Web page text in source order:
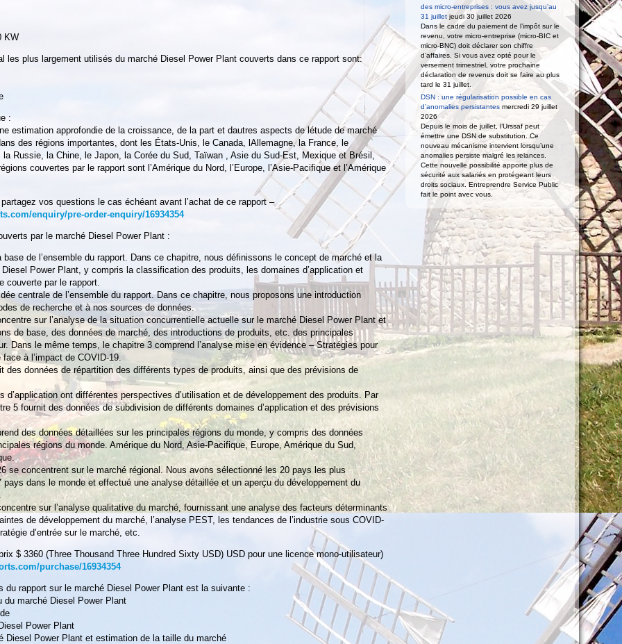
KW
les plus largement utilisés du marché Diesel Power Plant couverts dans ce rapport sont:
:
estimation approfondie de la croissance, de la part et dautres aspects de létude de marché
des régions importantes, dont les États-Unis, le Canada, lAllemagne, la France, le
la Russie, la Chine, le Japon, la Corée du Sud, Taïwan , Asie du Sud-Est, Mexique et Brésil,
couvertes par le rapport sont l’Amérique du Nord, l’Europe, l’Asie-Pacifique et l’Amérique
vos questions le cas échéant avant l’achat de ce rapport –
enquiry/pre-order-enquiry/16934354
par le marché Diesel Power Plant :
de l’ensemble du rapport. Dans ce chapitre, nous définissons le concept de marché et la
Power Plant, y compris la classification des produits, les domaines d’application et
couverte par le rapport.
centrale de l’ensemble du rapport. Dans ce chapitre, nous proposons une introduction
de recherche et à nos sources de données.
sur l’analyse de la situation concurrentielle actuelle sur le marché Diesel Power Plant et
de base, des données de marché, des introductions de produits, etc. des principales
Dans le même temps, le chapitre 3 comprend l’analyse mise en évidence – Stratégies pour
face à l’impact de COVID-19.
des données de répartition des différents types de produits, ainsi que des prévisions de
d’application ont différentes perspectives d’utilisation et de développement des produits. Par
5 fournit des données de subdivision de différents domaines d’application et des prévisions
des données détaillées sur les principales régions du monde, y compris des données
régions du monde. Amérique du Nord, Asie-Pacifique, Europe, Amérique du Sud,
se concentrent sur le marché régional. Nous avons sélectionné les 20 pays les plus
pays dans le monde et effectué une analyse détaillée et un aperçu du développement du
sur l’analyse qualitative du marché, fournissant une analyse des facteurs déterminants
de développement du marché, l’analyse PEST, les tendances de l’industrie sous COVID-
d’entrée sur le marché, etc.
$ 3360 (Three Thousand Three Hundred Sixty USD) USD pour une licence mono-utilisateur)
purchase/16934354
du rapport sur le marché Diesel Power Plant est la suivante :
du marché Diesel Power Plant
Power Plant
Diesel Power Plant et estimation de la taille du marché
des micro-entreprises : vous avez jusqu’au
31 juillet jeudi 30 juillet 2026
Dans le cadre du paiement de l’impôt sur le
revenu, votre micro-entreprise (micro-BIC et
micro-BNC) doit déclarer son chiffre
d’affaires. Si vous avez opté pour le
versement trimestriel, votre prochaine
déclaration de revenus doit se faire au plus
tard le 31 juillet.
DSN : une régularisation possible en cas
d’anomalies persistantes mercredi 29 juillet
2026
Depuis le mois de juillet, l’Urssaf peut
émettre une DSN de substitution. Ce
nouveau mécanisme intervient lorsqu’une
anomalies persiste malgré les relances.
Cette nouvelle possibilité apporte plus de
sécurité aux salariés en protégeant leurs
droits sociaux. Entreprendre Service Public
fait le point avec vous.